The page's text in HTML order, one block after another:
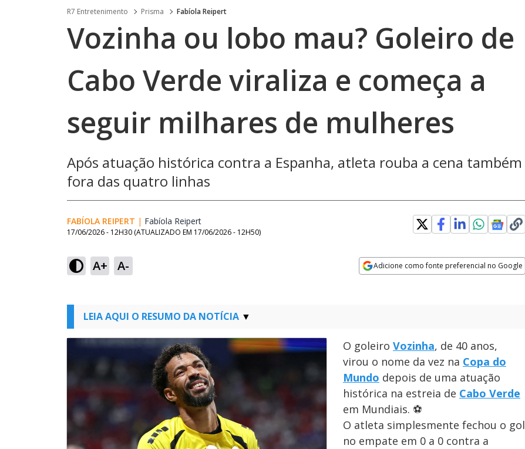
R7 Entretenimento Prisma Fabíola Reipert
Vozinha ou lobo mau? Goleiro de
Cabo Verde viraliza e começa a
seguir milhares de mulheres
Após atuação histórica contra a Espanha, atleta rouba a cena também
fora das quatro linhas
FABÍOLA REIPERT | Fabíola Reipert
17/06/2026 - 12H30 (ATUALIZADO EM 17/06/2026 - 12H50)
A+ A- Adicione como fonte preferencial no Google
LEIA AQUI O RESUMO DA NOTÍCIA
O goleiro Vozinha, de 40 anos,
virou o nome da vez na Copa do
Mundo depois de uma atuação
histórica na estreia de Cabo Verde
em Mundiais. ⚽
O atleta simplesmente fechou o gol
no empate em 0 a 0 contra a